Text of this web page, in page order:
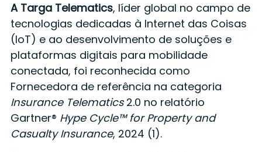
A Targa Telematics, líder global no campo de
tecnologias dedicadas à Internet das Coisas
(IoT) e ao desenvolvimento de soluções e
plataformas digitais para mobilidade
conectada, foi reconhecida como
Fornecedora de referência na categoria
Insurance Telematics2.0 no relatório
Gartner® Hype Cycle™ for Property and
Casualty Insurance, 2024 (1).